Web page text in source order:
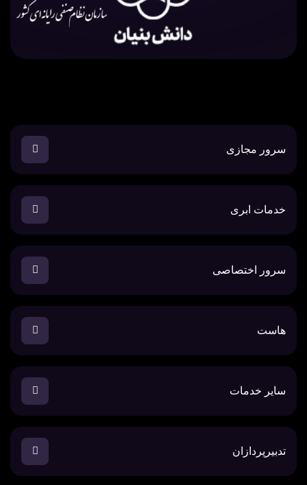
سرور مجازی
خدمات ابری
سرور اختصاصی
هاست
سایر خدمات
تدبیرپردازان